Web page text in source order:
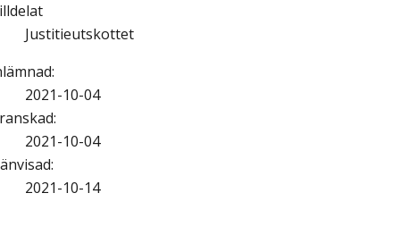
Justitieutskottet
:
2021-10-04
:
2021-10-04
:
2021-10-14